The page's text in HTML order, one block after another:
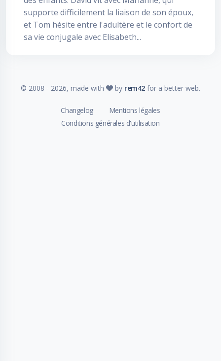
supporte difficilement la liaison de son époux,
et Tom hésite entre l'adultère et le confort de
sa vie conjugale avec Elisabeth...
© 2008 - 2026, made with by rem42 for a better web.
Changelog
Mentions légales
Conditions générales d'utilisation